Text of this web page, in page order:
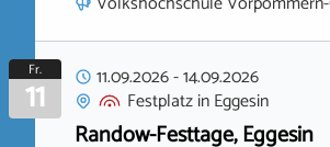
Fr.
11 11.09.2026-14.09.2026
FestplatzinEggesin
Randow-Festtage, Eggesin